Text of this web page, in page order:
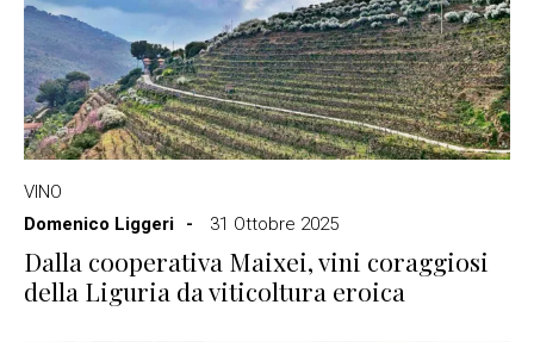
VINO
Domenico Liggeri
31 Ottobre 2025
Dalla cooperativa Maixei, vini coraggiosi
della Liguria da viticoltura eroica